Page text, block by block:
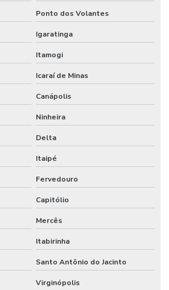
Ponto dos Volantes
Igaratinga
Itamogi
Icaraí de Minas
Canápolis
Ninheira
Delta
Itaipé
Fervedouro
Capitólio
Mercês
Itabirinha
Santo Antônio do Jacinto
Virginópolis